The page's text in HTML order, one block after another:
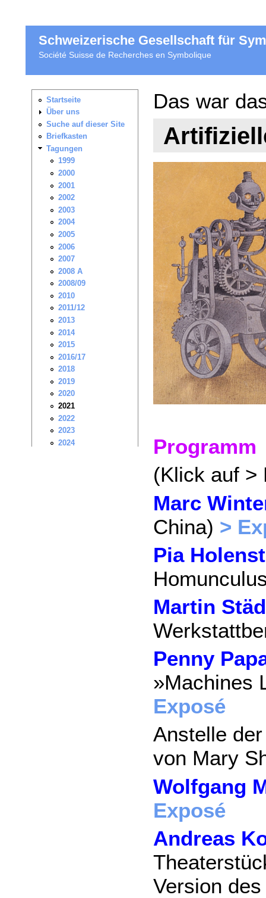
Schweizerische Gesellschaft für
Société Suisse de Recherches en Symbolique
Das war
Programm
(Klick auf >
Marc
China) >
Pia
Martin
Penny
»Machines
Exposé
Anstelle
von Mary
Wolfgang
Exposé
Andreas
Version